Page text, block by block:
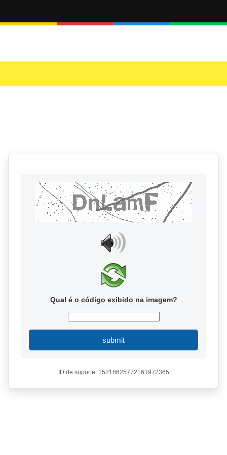
Qual é o código exibido na imagem?
submit
ID de suporte: 15218625772161972365